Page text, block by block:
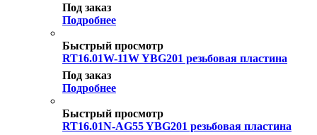
Под заказ
Подробнее
Быстрый просмотр
RT16.01W-11W YBG201 резьбовая пластина
Под заказ
Подробнее
Быстрый просмотр
RT16.01N-AG55 YBG201 резьбовая пластина